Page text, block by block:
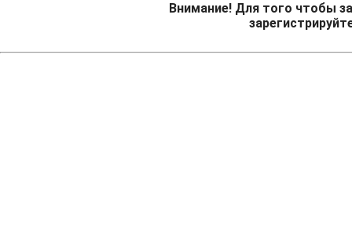
Внимание! Для того чтобы